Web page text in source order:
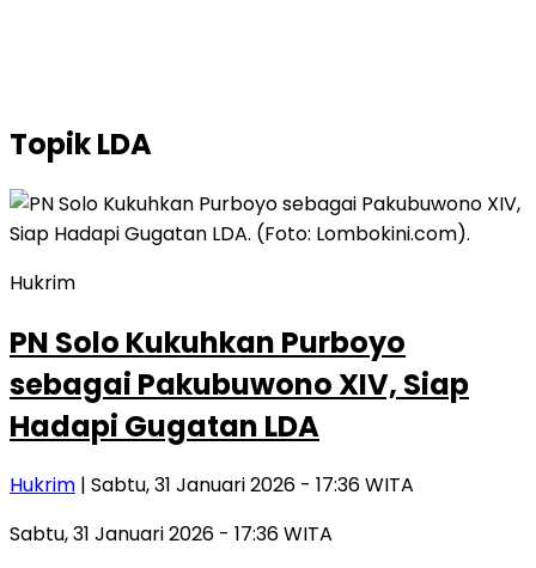
TopikLDA
Hukrim
PN Solo Kukuhkan Purboyo
sebagai Pakubuwono XIV, Siap
Hadapi Gugatan LDA
Hukrim | Sabtu, 31 Januari 2026 - 17:36 WITA
Sabtu, 31 Januari 2026 - 17:36 WITA